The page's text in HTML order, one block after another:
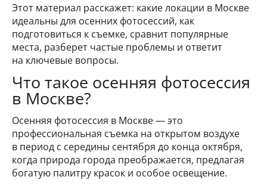
Этот материал расскажет: какие локации в Москве
идеальны для осенних фотосессий, как
подготовиться к съемке, сравнит популярные
места, разберет частые проблемы и ответит
на ключевые вопросы.
Что такое осенняя фотосессия
в Москве?
Осенняя фотосессия в Москве — это
профессиональная съемка на открытом воздухе
в период с середины сентября до конца октября,
когда природа города преображается, предлагая
богатую палитру красок и особое освещение.